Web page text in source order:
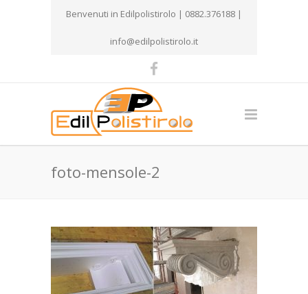
Benvenuti in Edilpolistirolo | 0882.376188 |
info@edilpolistirolo.it
foto-mensole-2